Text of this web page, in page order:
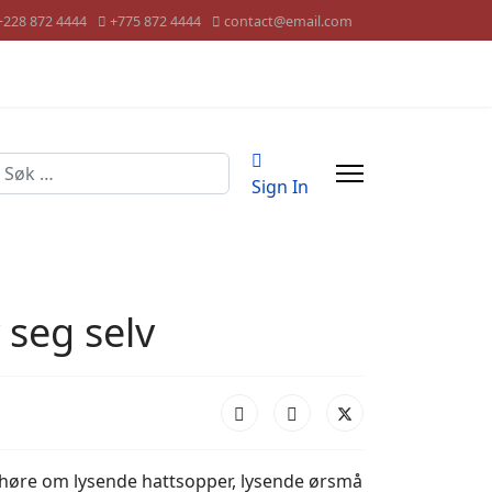
872 4444 +775 872 4444 contact@email.com
Sign In
selv
om lysende hattsopper, lysende ørsmå